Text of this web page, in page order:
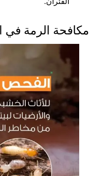
مكافحة الرمة في